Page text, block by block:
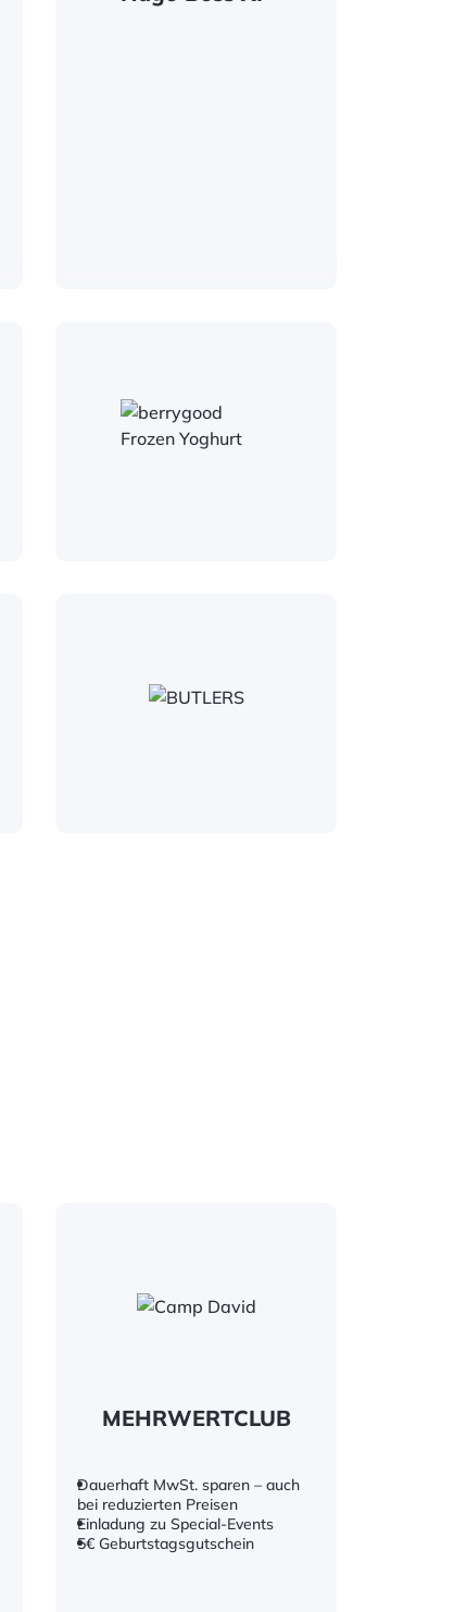
MEHRWERTCLUB
Dauerhaft MwSt. sparen – auch
bei reduzierten Preisen
Einladung zu Special-Events
5€ Geburtstagsgutschein